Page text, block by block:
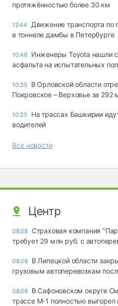
протяжённостью более 30 км
12:44
Движение транспорта по
в тоннеле дамбы в Петербурге
10:46 Инженеры Toyota нашли
асфальта на испытательных
10:35 В Орловской области
Покровское – Верховье за 292
10:23
На трассах Башкирии
водителей
Все новости
Центр
08.08 Страховая компания
требует 29 млн руб. с
08.08 В Липецкой области
грузовым автоперевозкам
08.08 В Сафоновском округе
трассе М-1 полностью выгорел